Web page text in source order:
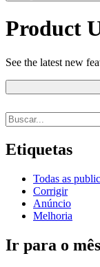
Product
See the latest new
Etiquetas
Todas as
Corrigir
Anúncio
Melhoria
Ir para o mês